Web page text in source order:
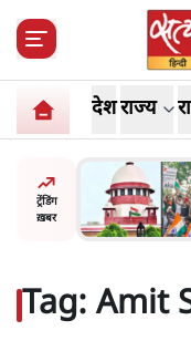
देशराज्य
ट्रेंडिंग
ख़बर
'ताकतवर
आक्रामकता न
जी को सुने':
Tag:Amit